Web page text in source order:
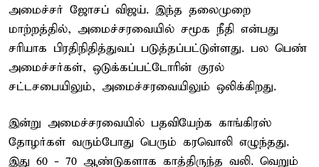
அமைச்சர் ஜோசப் விஜய். இந்த தலைமுறை
மாற்றத்தில், அமைச்சரவையில் சமூக நீதி என்பது
சரியாக பிரதிநிதித்துவப் படுத்தப்பட்டுள்ளது. பல பெண்
அமைச்சர்கள், ஒடுக்கப்பட்டோரின் குரல்
சட்டசபையிலும், அமைச்சரவையிலும் ஒலிக்கிறது.
இன்று அமைச்சரவையில் பதவியேற்க காங்கிரஸ்
தோழர்கள் வரும்போது பெரும் கரவொலி எழுந்தது.
இது 60 - 70 ஆண்டுகளாக காத்திருந்த வலி. வெறும்